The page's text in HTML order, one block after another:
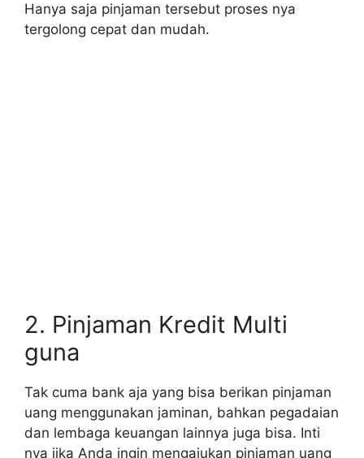
Hanya saja pinjaman tersebut proses nya
tergolong cepat dan mudah.
2. Pinjaman Kredit Multi
guna
Tak cuma bank aja yang bisa berikan pinjaman
uang menggunakan jaminan, bahkan pegadaian
dan lembaga keuangan lainnya juga bisa. Inti
nya jika Anda ingin mengajukan pinjaman uang